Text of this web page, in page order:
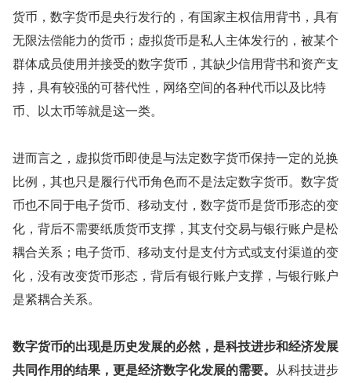
货币，数字货币是央行发行的，有国家主权信用背书，具有
无限法偿能力的货币；虚拟货币是私人主体发行的，被某个
群体成员使用并接受的数字货币，其缺少信用背书和资产支
持，具有较强的可替代性，网络空间的各种代币以及比特
币、以太币等就是这一类。
进而言之，虚拟货币即使是与法定数字货币保持一定的兑换
比例，其也只是履行代币角色而不是法定数字货币。数字货
币也不同于电子货币、移动支付，数字货币是货币形态的变
化，背后不需要纸质货币支撑，其支付交易与银行账户是松
耦合关系；电子货币、移动支付是支付方式或支付渠道的变
化，没有改变货币形态，背后有银行账户支撑，与银行账户
是紧耦合关系。
数字货币的出现是历史发展的必然，是科技进步和经济发展
共同作用的结果，更是经济数字化发展的需要。 从科技进步